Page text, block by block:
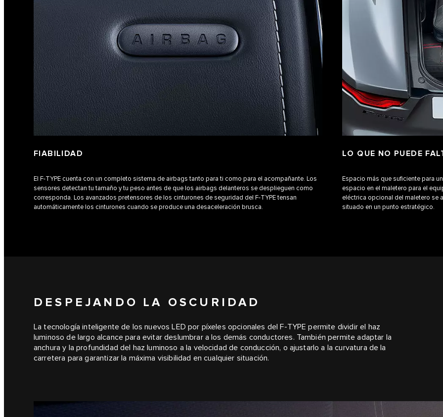
FIABILIDAD
El F‑TYPE cuenta con un completo sistema de airbags tanto para ti como para el acompañante. Los
sensores detectan tu tamaño y tu peso antes de que los airbags delanteros se desplieguen como
corresponda. Los avanzados pretensores de los cinturones de seguridad del F-TYPE tensan
automáticamente los cinturones cuando se produce una desaceleración brusca.
LO QUE NO PUEDE
Espacio más que suficiente para
espacio en el maletero para el
eléctrica opcional del maletero se
situado en un punto estratégico.
DESPEJANDO LA OSCURIDAD
La tecnología inteligente de los nuevos LED por píxeles opcionales del F-TYPE permite dividir el haz
luminoso de largo alcance para evitar deslumbrar a los demás conductores. También permite adaptar la
anchura y la profundidad del haz luminoso a la velocidad de conducción, o ajustarlo a la curvatura de la
carretera para garantizar la máxima visibilidad en cualquier situación.